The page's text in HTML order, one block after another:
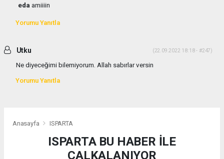
eda amiiiin
Yorumu Yanıtla
Utku (22.09.2022 18:18 - #247)
Ne diyeceğimi bilemiyorum. Allah sabırlar versin
Yorumu Yanıtla
Anasayfa ISPARTA
ISPARTA BU HABER İLE
ÇALKALANIYOR